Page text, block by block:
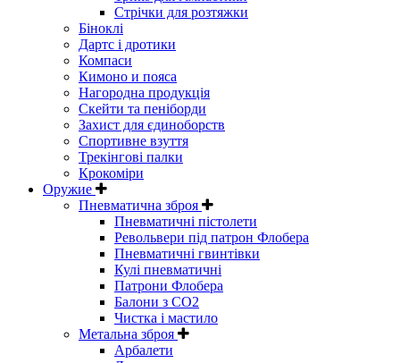
Стрічки для розтяжки
Біноклі
Дартс і дротики
Компаси
Кимоно и пояса
Нагородна продукція
Скейти та пеніборди
Захист для єдиноборств
Спортивне взуття
Трекінгові палки
Крокоміри
Оружие
Пневматична зброя
Пневматичні пістолети
Револьвери під патрон Флобера
Пневматичні гвинтівки
Кулі пневматичні
Патрони Флобера
Балони з CO2
Чистка і мастило
Метальна зброя
Арбалети